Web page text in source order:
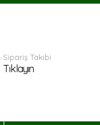
Sipariş Takibi
Tıklayın